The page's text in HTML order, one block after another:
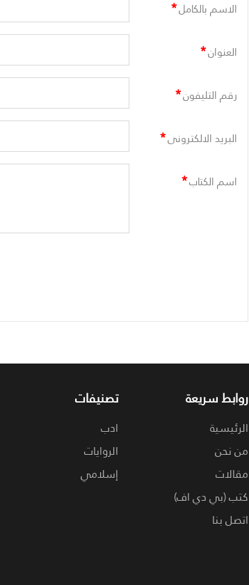
الاسم بالكامل*
العنوان*
رقم التليفون*
البريد الالكترونى*
اسم الكتاب*
روابط سريعة
الرئيسية
من نحن
مقالات
كتب (بي دي اف)
اتصل بنا
تصنيفات
ادب
الروايات
إسلامي